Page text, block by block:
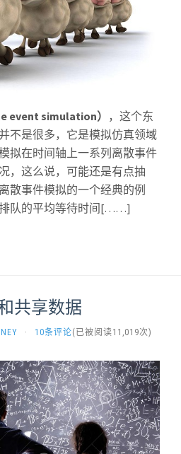
event simulation） ，这个东
不是很多，它是模拟仿真领域
拟在时间轴上一系列离散事件
，这么说，可能还是有点抽
散事件模拟的一个经典的例
队的平均等待时间[……]
共享数据
· 10条评论(已被阅读11,019次)